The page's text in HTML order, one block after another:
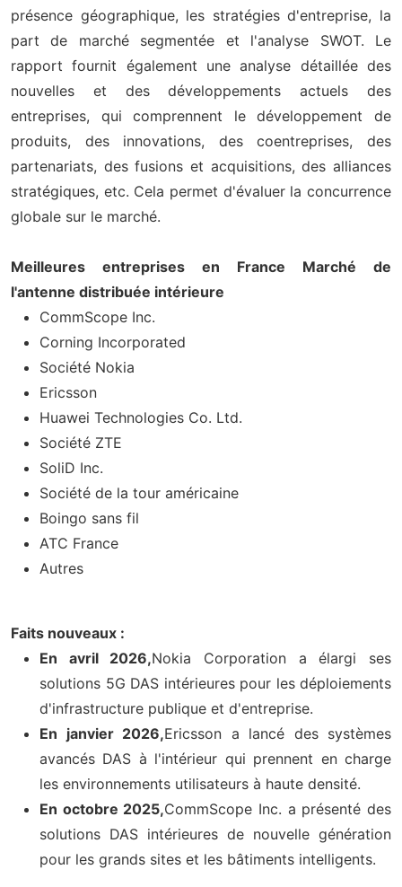
présence géographique, les stratégies d'entreprise, la
part de marché segmentée et l'analyse SWOT. Le
rapport fournit également une analyse détaillée des
nouvelles et des développements actuels des
entreprises, qui comprennent le développement de
produits, des innovations, des coentreprises, des
partenariats, des fusions et acquisitions, des alliances
stratégiques, etc. Cela permet d'évaluer la concurrence
globale sur le marché.
Meilleures entreprises en France Marché de
l'antenne distribuée intérieure
CommScope Inc.
Corning Incorporated
Société Nokia
Ericsson
Huawei Technologies Co. Ltd.
Société ZTE
SoliD Inc.
Société de la tour américaine
Boingo sans fil
ATC France
Autres
Faits nouveaux :
En avril 2026,Nokia Corporation a élargi ses
solutions 5G DAS intérieures pour les déploiements
d'infrastructure publique et d'entreprise.
En janvier 2026,Ericsson a lancé des systèmes
avancés DAS à l'intérieur qui prennent en charge
les environnements utilisateurs à haute densité.
En octobre 2025,CommScope Inc. a présenté des
solutions DAS intérieures de nouvelle génération
pour les grands sites et les bâtiments intelligents.